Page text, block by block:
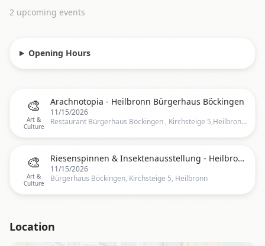
2 upcoming events
Opening Hours
🎨
Art &
Culture
Arachnotopia - Heilbronn Bürgerhaus Böckingen
11/15/2026
Restaurant Bürgerhaus Böckingen , Kirchsteige 5,Heilbronn, Germany, Heilbronn
🎨
Art &
Culture
Riesenspinnen & Insektenausstellung - Heilbronn Bürgerhaus Böckingen
11/15/2026
Bürgerhaus Böckingen, Kirchsteige 5, Heilbronn
Location